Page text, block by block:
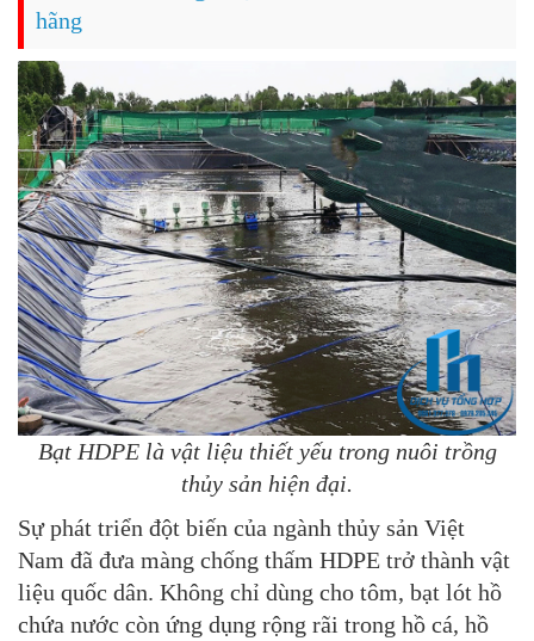
hãng
Bạt HDPE là vật liệu thiết yếu trong nuôi trồng
thủy sản hiện đại.
Sự phát triển đột biến của ngành thủy sản Việt
Nam đã đưa màng chống thấm HDPE trở thành vật
liệu quốc dân. Không chỉ dùng cho tôm, bạt lót hồ
chứa nước còn ứng dụng rộng rãi trong hồ cá, hồ